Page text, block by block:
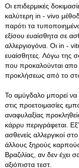
Οι επιδερμικές
καλύτερη in - vivo
παρότι τα
εξίσου ευαίσθητα σε
αλλεργιογόνα. Οι in -
ευαίσθητες. Λόγω της
που προκαλούνται απο
προκλήσεως από το
Το αμύγδαλο μπορεί να
στις προετοιμασίες
αναφυλαξίας
κάρρυ περιγράφεται.
ασθενείς αλλεργικοί
άλλους ξηρούς
Βραζιλίας, αν δεν έχει
αξιόπιστα τεστ.